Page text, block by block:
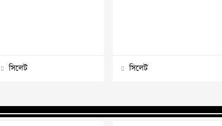
সিলেট সিলেট